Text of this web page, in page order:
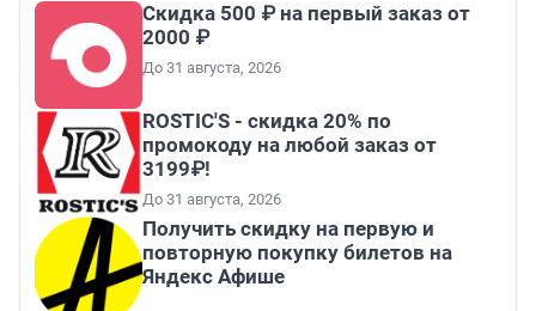
Скидка 500 ₽ на первый заказ от
2000 ₽
До 31 августа, 2026
ROSTIC'S - скидка 20% по
промокоду на любой заказ от
3199₽!
До 31 августа, 2026
Получить скидку на первую и
повторную покупку билетов на
Яндекс Афише